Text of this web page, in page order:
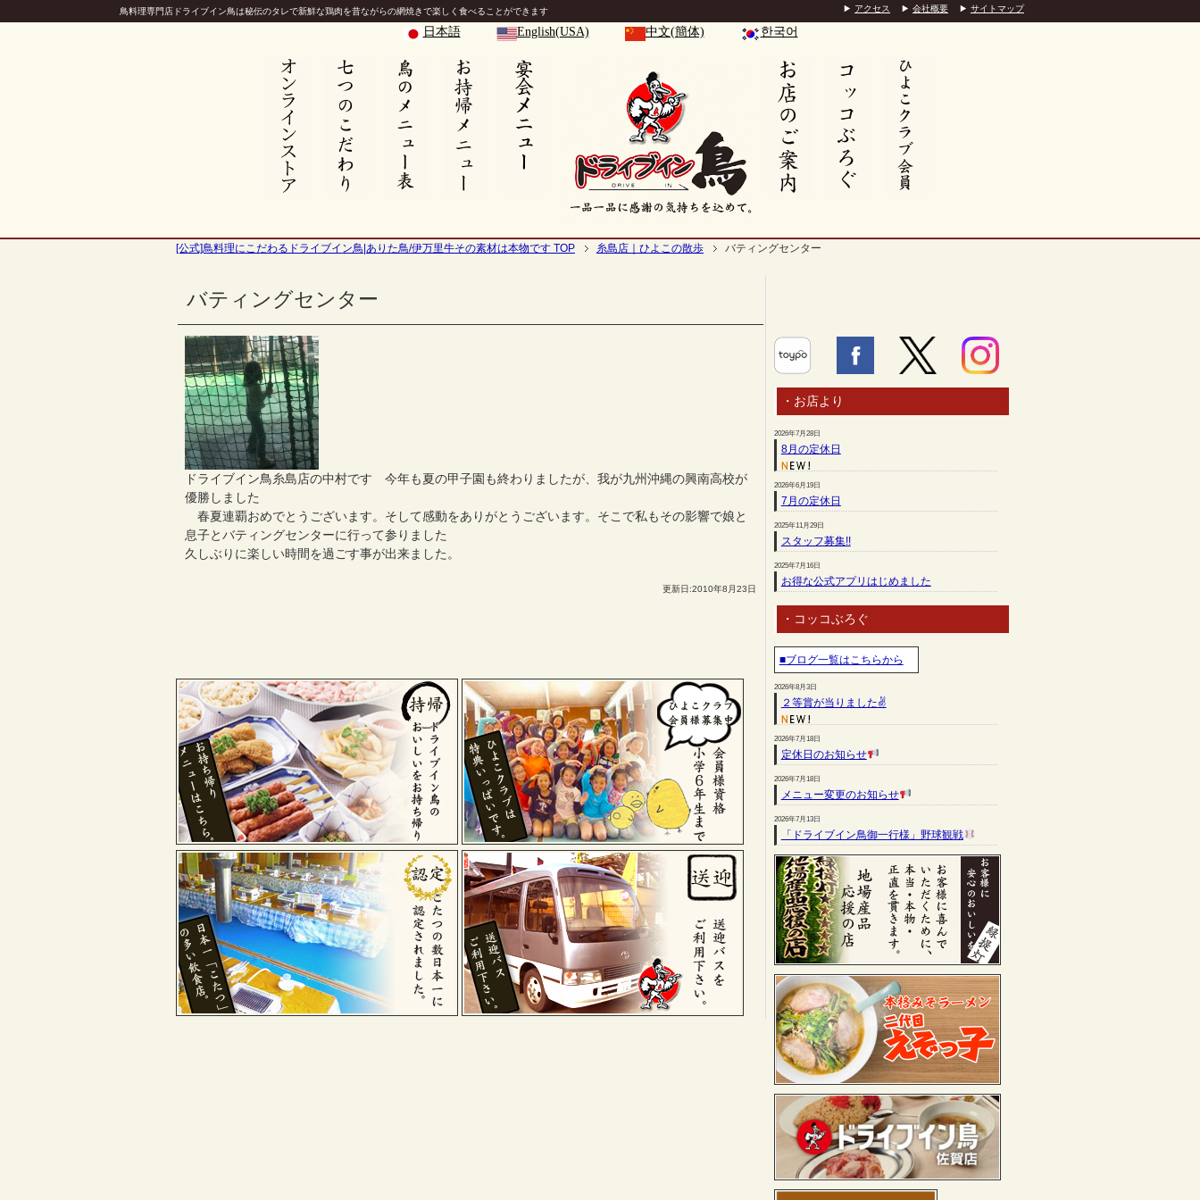
鳥料理専門店ドライブイン鳥は秘伝のタレで新鮮な鶏肉を昔ながらの網焼きで楽しく食べることができます
日本語 English(USA) 中文(簡体) 한국어
[公式]鳥料理にこだわるドライブイン鳥|ありた鳥/伊万里牛その素材は本物です TOP 糸島店｜ひよこの散歩 バティングセンター
バティングセンター
ドライブイン鳥糸島店の中村です 今年も夏の甲子園も終わりましたが、我が九州沖縄の興南高校が
優勝しました
春夏連覇おめでとうございます。そして感動をありがとうございます。そこで私もその影響で娘と
息子とバティングセンターに行って参りました
久しぶりに楽しい時間を過ごす事が出来ました。
更新日:2010年8月23日
・お店より
2026年7月28日
8月の定休日
2026年6月19日
7月の定休日
2025年11月29日
スタッフ募集!!
2025年7月16日
お得な公式アプリはじめました
・コッコぶろぐ
■ブログ一覧はこちらから
2026年8月3日
２等賞が当りました✌
2026年7月18日
定休日のお知らせ
2026年7月18日
メニュー変更のお知らせ
2026年7月13日
「ドライブイン鳥御一行様」野球観戦
アクセス 会社概要 サイトマップ